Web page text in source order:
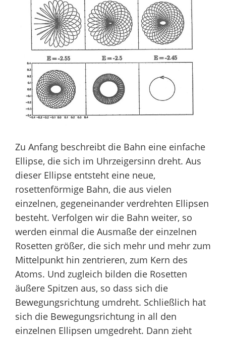
Zu Anfang beschreibt die Bahn eine einfache
Ellipse, die sich im Uhrzeigersinn dreht. Aus
dieser Ellipse entsteht eine neue,
rosettenförmige Bahn, die aus vielen
einzelnen, gegeneinander verdrehten Ellipsen
besteht. Verfolgen wir die Bahn weiter, so
werden einmal die Ausmaße der einzelnen
Rosetten größer, die sich mehr und mehr zum
Mittelpunkt hin zentrieren, zum Kern des
Atoms. Und zugleich bilden die Rosetten
äußere Spitzen aus, so dass sich die
Bewegungsrichtung umdreht. Schließlich hat
sich die Bewegungsrichtung in all den
einzelnen Ellipsen umgedreht. Dann zieht